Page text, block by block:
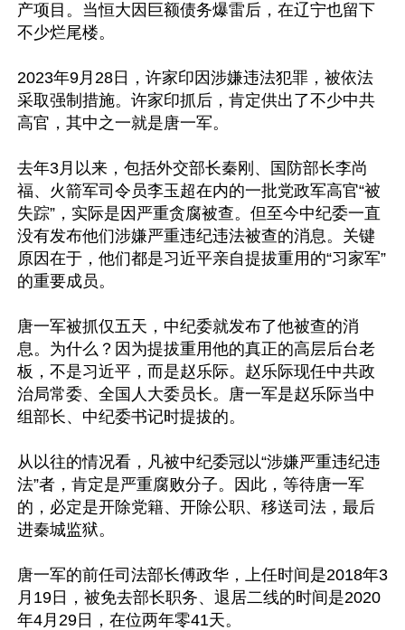
产项目。当恒大因巨额债务爆雷后，在辽宁也留下
不少烂尾楼。
2023年9月28日，许家印因涉嫌违法犯罪，被依法
采取强制措施。许家印抓后，肯定供出了不少中共
高官，其中之一就是唐一军。
去年3月以来，包括外交部长秦刚、国防部长李尚
福、火箭军司令员李玉超在内的一批党政军高官“被
失踪”，实际是因严重贪腐被查。但至今中纪委一直
没有发布他们涉嫌严重违纪违法被查的消息。关键
原因在于，他们都是习近平亲自提拔重用的“习家军”
的重要成员。
唐一军被抓仅五天，中纪委就发布了他被查的消
息。为什么？因为提拔重用他的真正的高层后台老
板，不是习近平，而是赵乐际。赵乐际现任中共政
治局常委、全国人大委员长。唐一军是赵乐际当中
组部长、中纪委书记时提拔的。
从以往的情况看，凡被中纪委冠以“涉嫌严重违纪违
法”者，肯定是严重腐败分子。因此，等待唐一军
的，必定是开除党籍、开除公职、移送司法，最后
进秦城监狱。
唐一军的前任司法部长傅政华，上任时间是2018年3
月19日，被免去部长职务、退居二线的时间是2020
年4月29日，在位两年零41天。